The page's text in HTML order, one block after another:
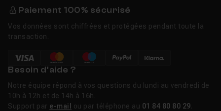
Paiement 100% sécurisé
Vos données sont chiffrées et protégées pendant toute la
transaction.
Besoin d’aide ?
Notre équipe répond à vos questions du lundi au vendredi de
10h à 12h et de 14h à 16h.
Support par e-mail ou par téléphone au 01 84 80 80 29